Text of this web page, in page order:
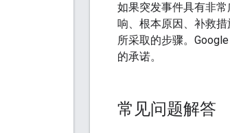
如果突发事件具有非
响、根本原因、补救
所采取的步骤。
的承诺。
常见问题解答